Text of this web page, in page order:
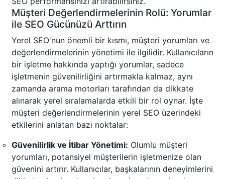
Müşteri Değerlendirmelerinin Rolü: Yorumlar
ile SEO Gücünüzü Arttırın
Yerel SEO'nun önemli bir kısmı, müşteri yorumları ve
değerlendirmelerinin yönetimi ile ilgilidir. Kullanıcıların
bir işletme hakkında yaptığı yorumlar, sadece
işletmenin güvenilirliğini artırmakla kalmaz, aynı
zamanda arama motorları tarafından da dikkate
alınarak yerel sıralamalarda etkili bir rol oynar. İşte
müşteri değerlendirmelerinin yerel SEO üzerindeki
etkilerini anlatan bazı noktalar:
Güvenilirlik ve İtibar Yönetimi: Olumlu müşteri
yorumları, potansiyel müşterilerin işletmenize olan
güvenini artırır. Kullanıcılar, başkalarının deneyimlerini